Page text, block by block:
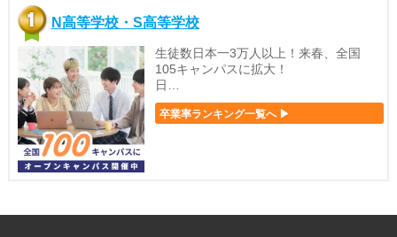
N高等学校・S高等学校
生徒数日本一3万人以上！来春、全国
105キャンパスに拡大！
日…
卒業率ランキング一覧へ ▶